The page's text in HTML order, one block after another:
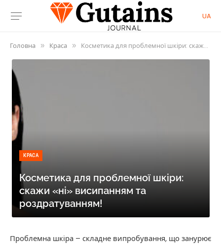
UA
Головна » Краса » Косметика для проблемної шкіри: скажи «ні» висипанням та роздратуванням!
КРАСА
Косметика для проблемної шкіри:
скажи «ні» висипанням та
роздратуванням!
Проблемна шкіра – складне випробування, що занурює